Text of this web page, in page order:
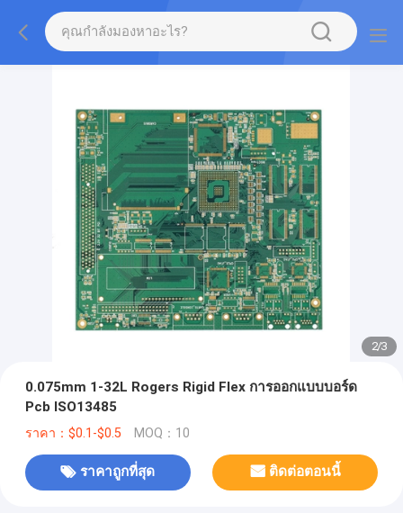
2/3
0.075mm 1-32L Rogers Rigid Flex การออกแบบบอร์ด
Pcb ISO13485
ราคา：$0.1-$0.5 MOQ：10
ราคาถูกที่สุด ติดต่อตอนนี้